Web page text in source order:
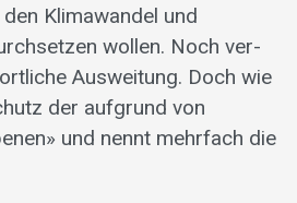
Klimawandel und
wollen. Noch ver­
Ausweitung. Doch wie
der aufgrund von
und nennt mehrfach die